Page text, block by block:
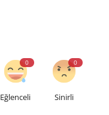
0
Eğlenceli
0
Sinirli